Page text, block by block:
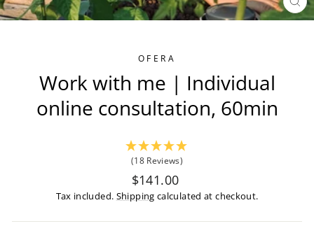
OFERA
Work with me | Individual
online consultation, 60min
(18 Reviews)
Regular
price
$141.00
Tax included. Shipping calculated at checkout.